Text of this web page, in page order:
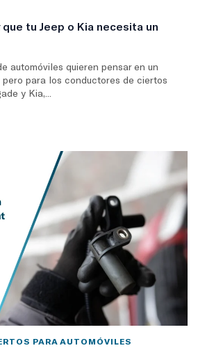
tu Jeep o Kia necesita un
automóviles quieren pensar en un
pero para los conductores de ciertos
y Kia,...
PARA AUTOMÓVILES